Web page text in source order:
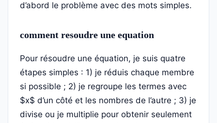
d’abord le problème avec des mots simples.
comment resoudre une equation
Pour résoudre une équation, je suis quatre
étapes simples : 1) je réduis chaque membre
si possible ; 2) je regroupe les termes avec
$x$ d’un côté et les nombres de l’autre ; 3) je
divise ou je multiplie pour obtenir seulement